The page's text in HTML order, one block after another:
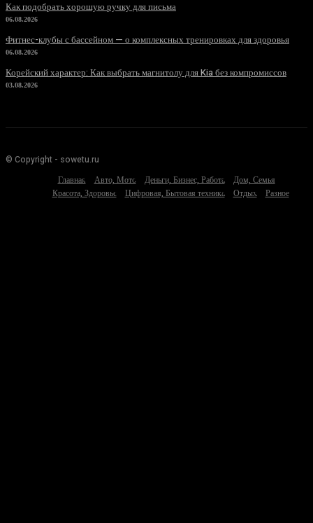
Как подобрать хорошую ручку для письма
06.08.2026
Фитнес-клубы с бассейном — о комплексных тренировках для здоровья
06.08.2026
Корейский характер: Как выбрать магнитолу для Kia без компромиссов
03.08.2026
© Copyright - sowetu.ru
Главная
Авто, Мото Деньги, Бизнес, Работа
Дом, Семья
Красота, Здоровье
Цифровая, Бытовая техника Отдых Разное